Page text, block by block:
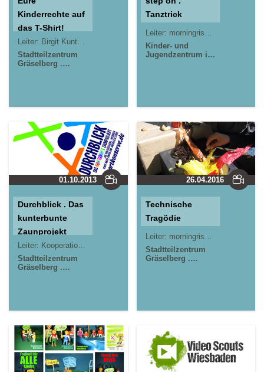
Kinderrechte auf
das T-Shirt!
Leiter: Birgit Kuntze morningrise* . jOrn
Jörn Lauterbach
Stadtteilzentrum
Gräselberg .
Tanztrick
Leiter: morningrise* . jOrn
Kinder- und
Jugendzentrum in
01.10.2013
Durchblick . Das
kunterbunte
Zaunprojekt
Leiter: Kooperationsprojekt
Stadtteilzentrum
Gräselberg .
26.04.2016
Technische
Tragödie
Leiter: morningrise* . jOrn
Stadtteilzentrum
Gräselberg .